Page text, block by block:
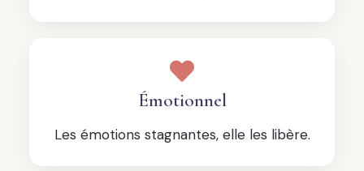
Émotionnel
Les émotions stagnantes, elle les libère.